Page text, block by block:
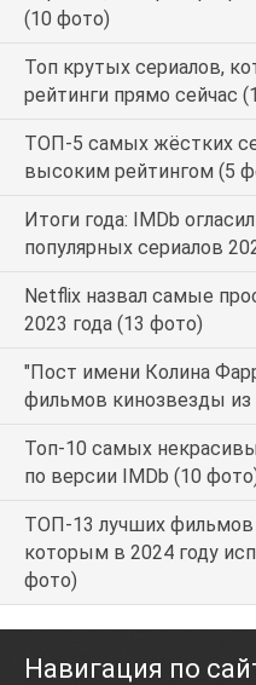
(10 фото)
Топ крутых сериалов,
рейтинги прямо сейчас
ТОП-5 самых жёстких
высоким рейтингом (5
Итоги года: IMDb
популярных сериалов
Netflix назвал самые
2023 года (13 фото)
"Пост имени Колина
фильмов кинозвезды из
Топ-10 самых
по версии IMDb (10
ТОП-13 лучших
которым в 2024 году
фото)
Навигация по